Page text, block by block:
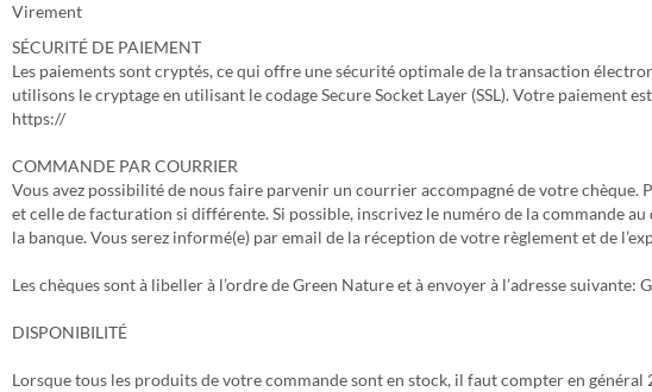
Virement
SÉCURITÉ DE PAIEMENT
Les paiements sont cryptés, ce qui offre une sécurité optimale de la transaction
utilisons le cryptage en utilisant le codage Secure Socket Layer (SSL). Votre paiement
https://
COMMANDE PAR COURRIER
Vous avez possibilité de nous faire parvenir un courrier accompagné de votre chèque.
et celle de facturation si différente. Si possible, inscrivez le numéro de la commande
la banque. Vous serez informé(e) par email de la réception de votre règlement et de
Les chèques sont à libeller à l’ordre de Green Nature et à envoyer à l’adresse
DISPONIBILITÉ
Lorsque tous les produits de votre commande sont en stock, il faut compter en